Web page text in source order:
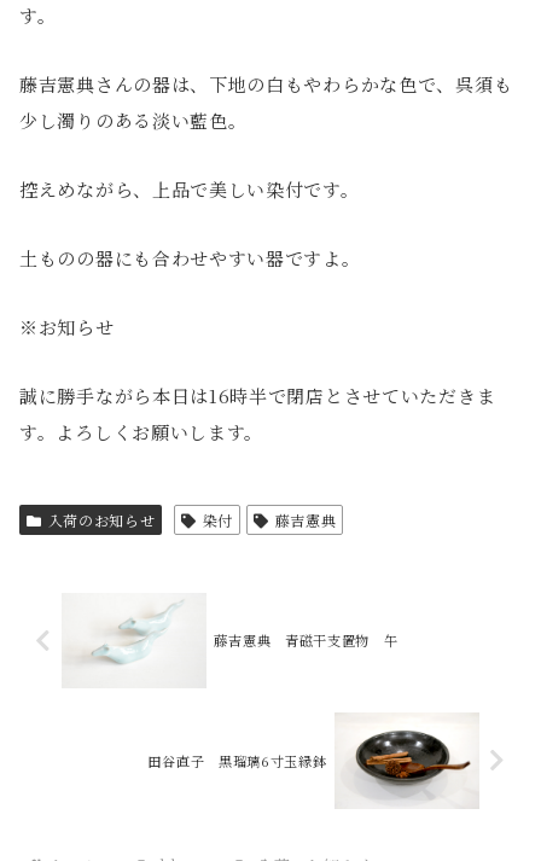
す。
藤吉憲典さんの器は、下地の白もやわらかな色で、呉須も
少し濁りのある淡い藍色。
控えめながら、上品で美しい染付です。
土ものの器にも合わせやすい器ですよ。
※お知らせ
誠に勝手ながら本日は16時半で閉店とさせていただきま
す。よろしくお願いします。
入荷のお知らせ 染付 藤吉憲典
藤吉憲典 青磁干支置物 午
田谷直子 黒瑠璃6寸玉縁鉢